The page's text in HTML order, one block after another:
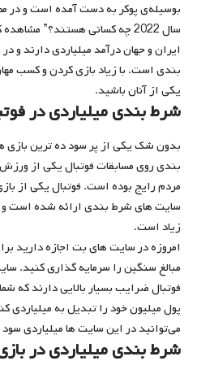
بوسیله‌ی پوکر به دست آمده است و در
سال 2022 چه کسانی هستند؟”
ایران و جهان درآمد میلیاردی دارند و
بندی است. با زیاد بازی کردن و کسب
یکی از آنان باشید.
شرط بندی میلیاردی در
بدون شک یکی از پر سود ده ترین
بندی روی مسابقات فوتبال یکی از
مردم رایج بوده است. فوتبال یکی از
سایت های شرط بندی ارائه شده است و
زیاد است.
امروزه در سایت های بت اجازه دارید
مبالغ سنگین را سرمایه گذاری کنید.
فوتبال ضرایب بسیار بالایی دارند که
پول میلیون خود را تبدیل به میلیاردی
می‌توانید در این سایت ها میلیاردی
شرط بندی میلیاردی در